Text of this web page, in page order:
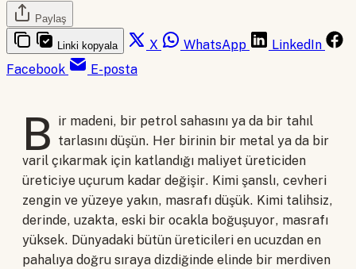
Paylaş
Linki kopyala X WhatsApp
LinkedIn
Facebook
E-posta
B ir madeni, bir petrol sahasını ya da bir tahıl
tarlasını düşün. Her birinin bir metal ya da bir
varil çıkarmak için katlandığı maliyet üreticiden
üreticiye uçurum kadar değişir. Kimi şanslı, cevheri
zengin ve yüzeye yakın, masrafı düşük. Kimi talihsiz,
derinde, uzakta, eski bir ocakla boğuşuyor, masrafı
yüksek. Dünyadaki bütün üreticileri en ucuzdan en
pahalıya doğru sıraya dizdiğinde elinde bir merdiven